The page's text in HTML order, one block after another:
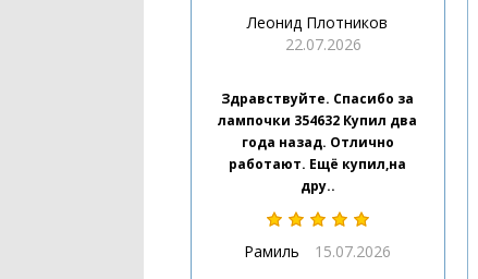
Леонид Плотников
22.07.2026
Здравствуйте. Спасибо за
лампочки 354632 Купил два
года назад. Отлично
работают. Ещё купил,на
дру..
Рамиль 15.07.2026